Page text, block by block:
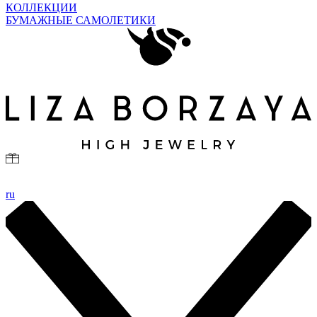
КОЛЛЕКЦИИ
БУМАЖНЫЕ САМОЛЕТИКИ
ru